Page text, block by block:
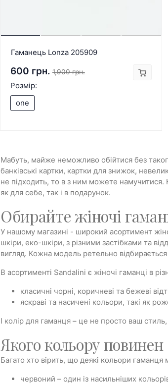
Гаманець Lonza 205909
600 грн. 1,900 грн.
Розмір:
one
Мабуть, майже неможливо обійтися без
банківські картки, картки для знижок,
не підходить, то в з ним можете намучитися.
як для себе, так і в подарунок.
Обирайте жіночі
У нашому магазині - широкий асортимент
шкіри, еко-шкіри, з різними застібками та
вигляд. Кожна модель ретельно
В асортименті Sandalini є жіночі гаманці в
класичні чорні, коричневі та бежеві
яскраві та насичені кольори, такі як
І колір для гаманця – це не просто ваш
Якого кольору
Багато хто вірить, що деякі кольори
червоний – один із насильніших